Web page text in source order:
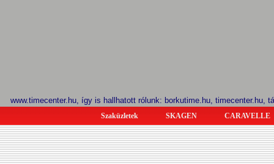
www.timecenter.hu, így is hallhatott rólunk: borkutime.hu, timecenter.hu,
Szaküzletek SKAGEN CARAVELLE